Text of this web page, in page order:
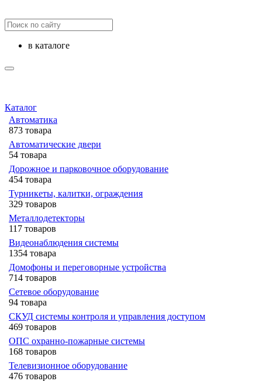
в каталоге
Каталог
Автоматика
873 товара
Автоматические двери
54 товара
Дорожное и парковочное оборудование
454 товара
Турникеты, калитки, ограждения
329 товаров
Металлодетекторы
117 товаров
Видеонаблюдения cистемы
1354 товара
Домофоны и переговорные устройства
714 товаров
Сетевое оборудование
94 товара
СКУД системы контроля и управления доступом
469 товаров
ОПС охранно-пожарные системы
168 товаров
Телевизионное оборудование
476 товаров